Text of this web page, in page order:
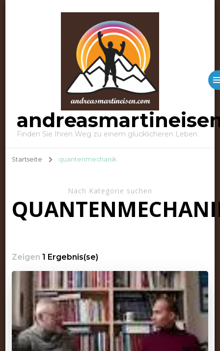
Finden Sie Ihren Weg zu einem glücklicheren Leben
Startseite quantenmechanik
Nach Kategorie suchen
Zeigen 1 Ergebnis(se)